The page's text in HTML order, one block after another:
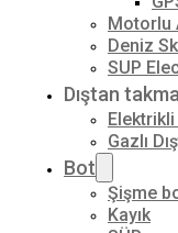
Motorlu
Deniz
SUP
Dıştan
Gazlı
Bot
Şişme
Kayık